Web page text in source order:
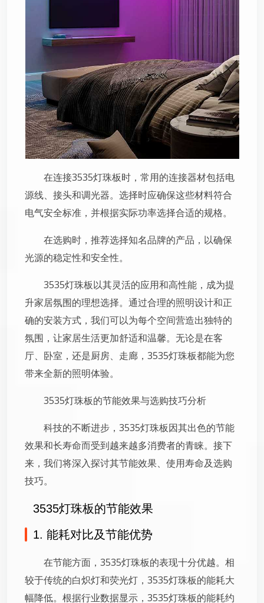
在连接3535灯珠板时，常用的连接器材包括电
源线、接头和调光器。选择时应确保这些材料符合
电气安全标准，并根据实际功率选择合适的规格。
在选购时，推荐选择知名品牌的产品，以确保
光源的稳定性和安全性。
3535灯珠板以其灵活的应用和高性能，成为提
升家居氛围的理想选择。通过合理的照明设计和正
确的安装方式，我们可以为每个空间营造出独特的
氛围，让家居生活更加舒适和温馨。无论是在客
厅、卧室，还是厨房、走廊，3535灯珠板都能为您
带来全新的照明体验。
3535灯珠板的节能效果与选购技巧分析
科技的不断进步，3535灯珠板因其出色的节能
效果和长寿命而受到越来越多消费者的青睐。接下
来，我们将深入探讨其节能效果、使用寿命及选购
技巧。
3535灯珠板的节能效果
1. 能耗对比及节能优势
在节能方面，3535灯珠板的表现十分优越。相
较于传统的白炽灯和荧光灯，3535灯珠板的能耗大
幅降低。根据行业数据显示，3535灯珠板的能耗约